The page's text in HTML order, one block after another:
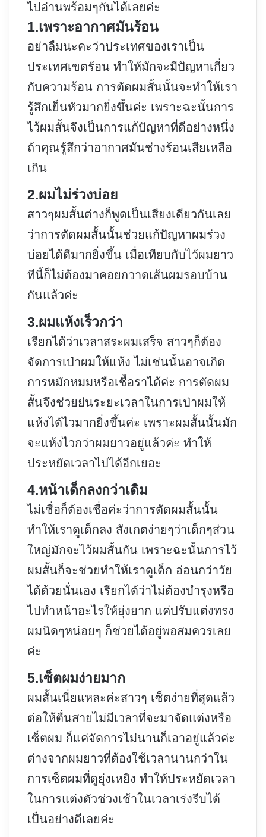
ไปอ่านพร้อมๆกันได้เลยค่ะ
1.เพราะอากาศมันร้อน
อย่าลืมนะคะว่าประเทศของเราเป็น
ประเทศเขตร้อน ทำให้มักจะมีปัญหาเกี่ยว
กับความร้อน การตัดผมสั้นนั้นจะทำให้เรา
รู้สึกเย็นหัวมากยิ่งขึ้นค่ะ เพราะฉะนั้นการ
ไว้ผมสั้นจึงเป็นการแก้ปัญหาที่ดีอย่างหนึ่ง
ถ้าคุณรู้สึกว่าอากาศมันช่างร้อนเสียเหลือ
เกิน
2.ผมไม่ร่วงบ่อย
สาวๆผมสั้นต่างก็พูดเป็นเสียงเดียวกันเลย
ว่าการตัดผมสั้นนั้นช่วยแก้ปัญหาผมร่วง
บ่อยได้ดีมากยิ่งขึ้น เมื่อเทียบกับไว้ผมยาว
ทีนี้ก็ไม่ต้องมาคอยกวาดเส้นผมรอบบ้าน
กันแล้วค่ะ
3.ผมแห้งเร็วกว่า
เรียกได้ว่าเวลาสระผมเสร็จ สาวๆก็ต้อง
จัดการเป่าผมให้แห้ง ไม่เช่นนั้นอาจเกิด
การหมักหมมหรือเชื้อราได้ค่ะ การตัดผม
สั้นจึงช่วยย่นระยะเวลาในการเป่าผมให้
แห้งได้ไวมากยิ่งขึ้นค่ะ เพราะผมสั้นนั้นมัก
จะแห้งไวกว่าผมยาวอยู่แล้วค่ะ ทำให้
ประหยัดเวลาไปได้อีกเยอะ
4.หน้าเด็กลงกว่าเดิม
ไม่เชื่อก็ต้องเชื่อค่ะว่าการตัดผมสั้นนั้น
ทำให้เราดูเด็กลง สังเกตง่ายๆว่าเด็กๆส่วน
ใหญ่มักจะไว้ผมสั้นกัน เพราะฉะนั้นการไว้
ผมสั้นก็จะช่วยทำให้เราดูเด็ก อ่อนกว่าวัย
ได้ด้วยนั่นเอง เรียกได้ว่าไม่ต้องบำรุงหรือ
ไปทำหน้าอะไรให้ยุ่งยาก แค่ปรับแต่งทรง
ผมนิดๆหน่อยๆ ก็ช่วยได้อยู่พอสมควรเลย
ค่ะ
5.เซ็ตผมง่ายมาก
ผมสั้นเนี่ยแหละค่ะสาวๆ เซ็ตง่ายที่สุดแล้ว
ต่อให้ตื่นสายไม่มีเวลาที่จะมาจัดแต่งหรือ
เซ็ตผม ก็แค่จัดการไม่นานก็เอาอยู่แล้วค่ะ
ต่างจากผมยาวที่ต้องใช้เวลานานกว่าใน
การเซ็ตผมที่ดูยุ่งเหยิง ทำให้ประหยัดเวลา
ในการแต่งตัวช่วงเช้าในเวลาเร่งรีบได้
เป็นอย่างดีเลยค่ะ